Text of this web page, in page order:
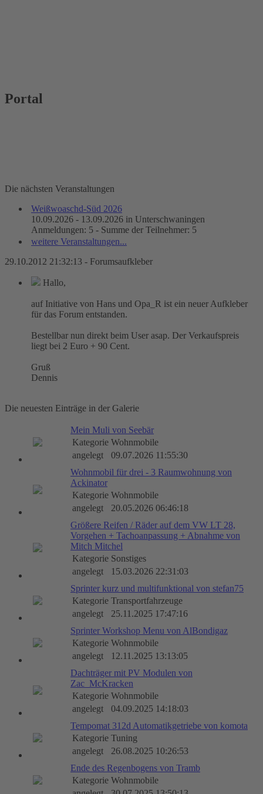
Portal
Die nächsten Veranstaltungen
Weißwoaschd-Süd 2026
10.09.2026 - 13.09.2026 in Unterschwaningen
Anmeldungen: 5 - Summe der Teilnehmer: 5
weitere Veranstaltungen...
29.10.2012 21:32:13 - Forumsaufkleber
Hallo,
auf Initiative von Hans und Opa_R ist ein neuer Aufkleber
für das Forum entstanden.
Bestellbar nun direkt beim User asap. Der Verkaufspreis
liegt bei 2 Euro + 90 Cent.
Gruß
Dennis
Die neuesten Einträge in der Galerie
Mein Muli von Seebär
Kategorie Wohnmobile
angelegt
09.07.2026 11:55:30
Wohnmobil für drei - 3 Raumwohnung von
Ackinator
Kategorie Wohnmobile
angelegt
20.05.2026 06:46:18
Größere Reifen / Räder auf dem VW LT 28,
Vorgehen + Tachoanpassung + Abnahme von
Mitch Mitchel
Kategorie Sonstiges
angelegt
15.03.2026 22:31:03
Sprinter kurz und multifunktional von stefan75
Kategorie Transportfahrzeuge
angelegt
25.11.2025 17:47:16
Sprinter Workshop Menu von AlBondigaz
Kategorie Wohnmobile
angelegt
12.11.2025 13:13:05
Dachträger mit PV Modulen von
Zac_McKracken
Kategorie Wohnmobile
angelegt
04.09.2025 14:18:03
Tempomat 312d Automatikgetriebe von komota
Kategorie Tuning
angelegt
26.08.2025 10:26:53
Ende des Regenbogens von Tramb
Kategorie Wohnmobile